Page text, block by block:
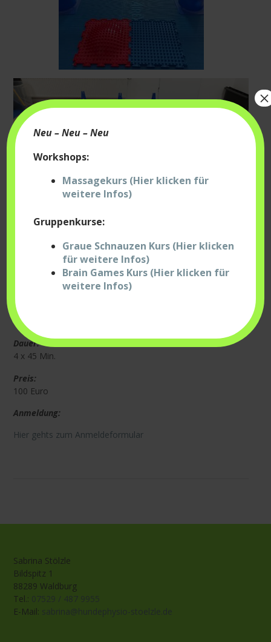
4 Termine:
88289 Waldburg
Indoorhalle Hundephysio Stölzle
Uhrzeit:
19:00 – 19:45 Uhr
Dauer:
4 x 45 Min.
Preis:
100 Euro
Anmeldung:
Hier gehts zum Anmeldeformular
Sabrina Stölzle
Bildspitz 1
88289 Waldburg
Tel.: 07529 / 487 9955
E-Mail: sabrina@hundephysio-stoelzle.de
Neu – Neu – Neu
Workshops:
Massagekurs (Hier klicken für
weitere Infos)
Gruppenkurse:
Graue Schnauzen Kurs (Hier klicken
für weitere Infos)
Brain Games Kurs (Hier klicken für
weitere Infos)
×